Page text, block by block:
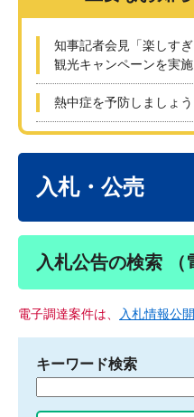
知事記者会見「楽しす
観光キャンペーンを実
熱中症を予防しましょう
入札・公売
入札公告の検索 （
電子調達案件は、 入札情報公
キーワード検索